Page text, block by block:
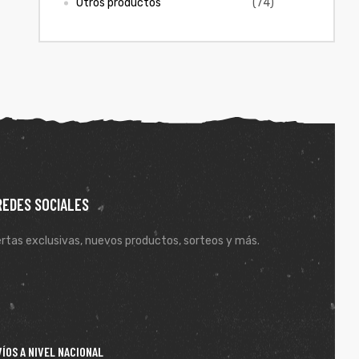
Otros productos (74)
SOCIALES
exclusivas, nuevos productos, sorteos y más.
A NIVEL NACIONAL